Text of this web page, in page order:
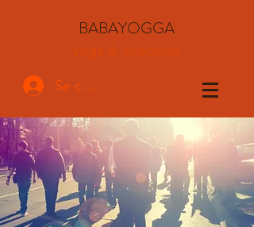
BABAYOGGA
yoga & coaching
Se connecter